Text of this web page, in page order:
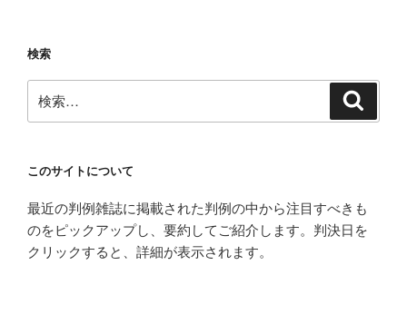
神
戸
地
裁
成
年
1
月
検索
索:
このサイトについて
最近の判例雑誌に掲載された判例の中から注目すべきも
のをピックアップし、要約してご紹介します。判決日を
クリックすると、詳細が表示されます。